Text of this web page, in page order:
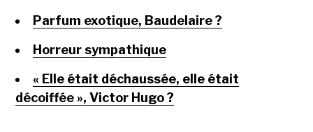
Parfum exotique, Baudelaire ?
Horreur sympathique
« Elle était déchaussée, elle était
décoiffée », Victor Hugo ?